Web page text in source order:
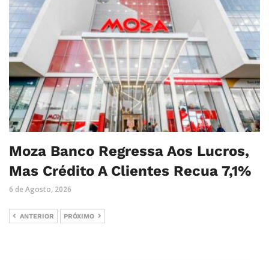
Moza Banco Regressa Aos Lucros,
Mas Crédito A Clientes Recua 7,1%
6 de Agosto, 2026
ANTERIOR PRÓXIMO